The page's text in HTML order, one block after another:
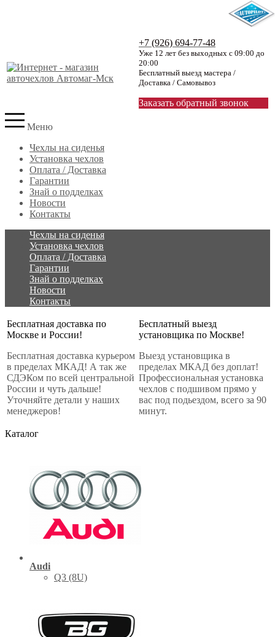
+7 (926) 694-77-48
Уже 12 лет без выходных с 09:00 до
20:00
Бесплатный выезд мастера /
Доставка / Самовывоз
Заказать обратный звонок
Меню
Чехлы на сиденья
Установка чехлов
Оплата / Доставка
Гарантии
Знай о подделках
Новости
Контакты
Чехлы на сиденья
Установка чехлов
Оплата / Доставка
Гарантии
Знай о подделках
Новости
Контакты
Бесплатная доставка по
Москве и России!
Бесплатная доставка курьером
в пределах МКАД! А так же
СДЭКом по всей центральной
России и чуть дальше!
Уточняйте детали у наших
менеджеров!
Бесплатный выезд
установщика по Москве!
Выезд установщика в
пределах МКАД без доплат!
Профессиональная установка
чехлов с подшивом прямо у
вас под подьездом, всего за 90
минут.
Каталог
Audi
Q3 (8U)